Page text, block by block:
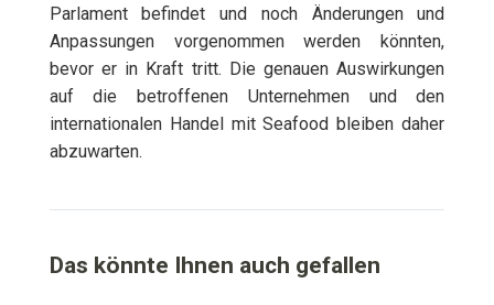
Parlament befindet und noch Änderungen und
Anpassungen vorgenommen werden könnten,
bevor er in Kraft tritt. Die genauen Auswirkungen
auf die betroffenen Unternehmen und den
internationalen Handel mit Seafood bleiben daher
abzuwarten.
Das könnte Ihnen auch gefallen